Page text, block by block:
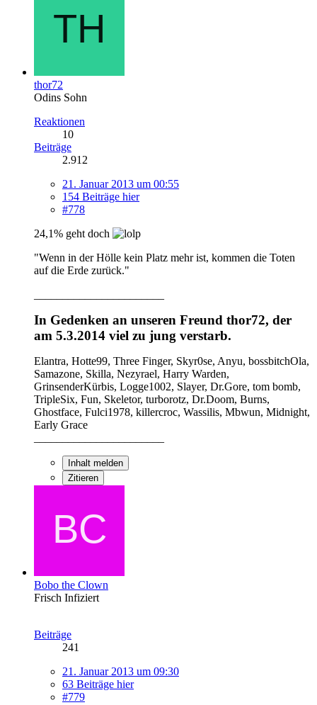
thor72
Odins Sohn
Reaktionen
10
Beiträge
2.912
21. Januar 2013 um 00:55
154 Beiträge hier
#778
24,1% geht doch
"Wenn in der Hölle kein Platz mehr ist, kommen die Toten
auf die Erde zurück."
In Gedenken an unseren Freund thor72, der
am 5.3.2014 viel zu jung verstarb.
Elantra, Hotte99, Three Finger, Skyr0se, Anyu, bossbitchOla,
Samazone, Skilla, Nezyrael, Harry Warden,
GrinsenderKürbis, Logge1002, Slayer, Dr.Gore, tom bomb,
TripleSix, Fun, Skeletor, turborotz, Dr.Doom, Burns,
Ghostface, Fulci1978, killercroc, Wassilis, Mbwun, Midnight,
Early Grace
Inhalt melden
Zitieren
Bobo the Clown
Frisch Infiziert
Beiträge
241
21. Januar 2013 um 09:30
63 Beiträge hier
#779